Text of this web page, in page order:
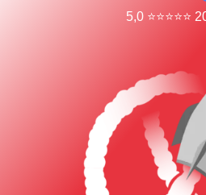
5,0 ⭐⭐⭐⭐⭐